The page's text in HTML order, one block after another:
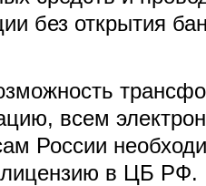
без открытия
всем
России
в ЦБ РФ.